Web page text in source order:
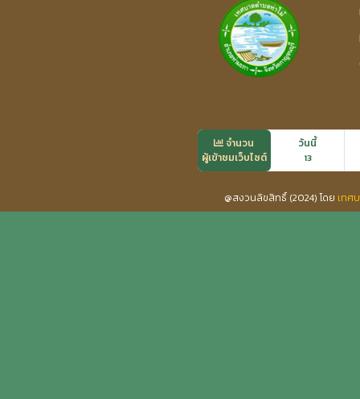
จำนวน
ผู้เข้าชมเว็บไซต์
วันนี้
13
@สงวนลิขสิทธิ์ (2024) โดย เทศ